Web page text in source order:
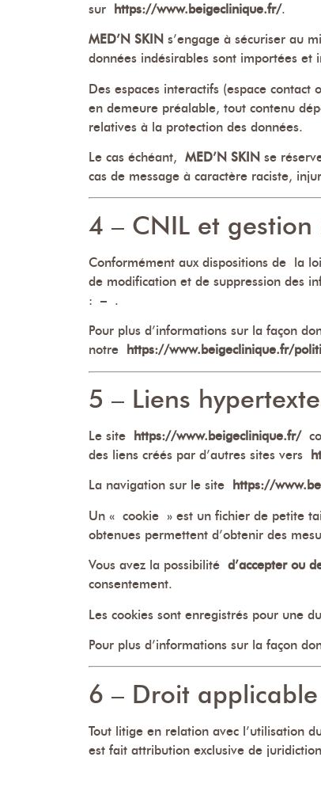
sur https://www.beigeclinique.fr/.
MED’N SKIN s’engage à sécuriser au
données indésirables sont importées et
Des espaces interactifs (espace
en demeure préalable, tout contenu
relatives à la protection des données.
Le cas échéant, MED’N SKIN se
cas de message à caractère raciste,
4 – CNIL et
Conformément aux dispositions de la
de modification et de suppression des
: – .
Pour plus d’informations sur la façon
notre
https://www.beigeclinique.fr/
5 – Liens
Le site https://www.beigeclinique.fr/
des liens créés par d’autres sites vers
La navigation sur le site https://
Un « cookie » est un fichier de petite
obtenues permettent d’obtenir des
Vous avez la possibilité d’accepter ou
consentement.
Les cookies sont enregistrés pour une
Pour plus d’informations sur la façon
6 – Droit
Tout litige en relation avec l’utilisation
est fait attribution exclusive de